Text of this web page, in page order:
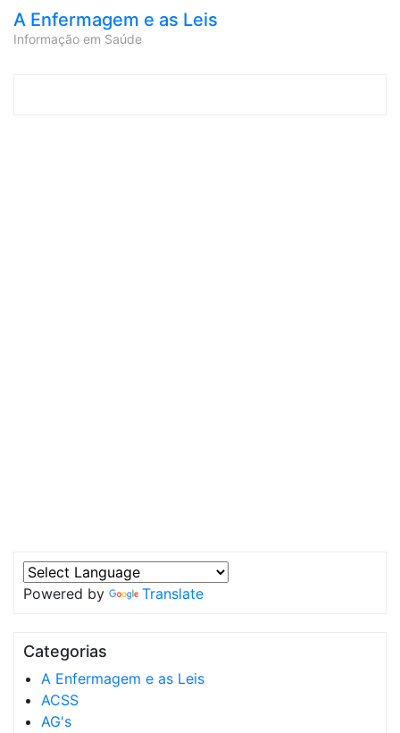
A Enfermagem e as Leis
Informação em Saúde
Powered by Translate
Categorias
A Enfermagem e as Leis
ACSS
AG's